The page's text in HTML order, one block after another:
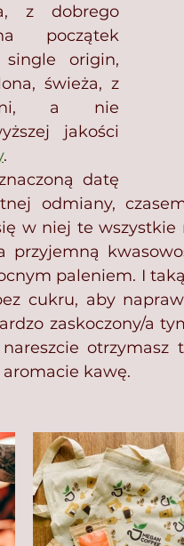
z dobrego
początek
single origin,
świeża, z
a nie
jakości
.
datę
odmiany,
w niej te wszystkie
przyjemną
paleniem. I
cukru, aby
zaskoczony/a
otrzymasz
kawę.⁣